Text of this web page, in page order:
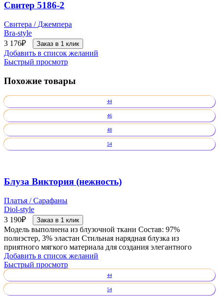
Свитер 5186-2
Свитера / Джемпера
Bra-style
3 176₽ Заказ в 1 клик
Добавить в список желаний
Быстрый просмотр
Похожие товары
44
46
48
54
Блуза Виктория (нежность)
Платья / Сарафаны
Diol-style
3 190₽ Заказ в 1 клик
Модель выполнена из блузочной ткани Состав: 97%
полиэстер, 3% эластан Стильная нарядная блузка из
приятного мягкого материала для создания элегантного
Добавить в список желаний
Быстрый просмотр
44
54